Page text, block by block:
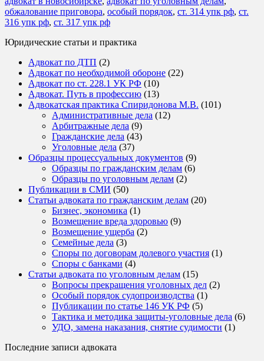
обжалование приговора, особый порядок, ст. 314 упк рф, ст.
316 упк рф, ст. 317 упк рф
Юридические статьи и практика
Адвокат по ДТП (2)
Адвокат по необходимой обороне (22)
Адвокат по ст. 228.1 УК РФ (10)
Адвокат. Путь в профессию (13)
Адвокатская практика Спиридонова М.В. (101)
Административные дела (12)
Арбитражные дела (9)
Гражданские дела (43)
Уголовные дела (37)
Образцы процессуальных документов (9)
Образцы по гражданским делам (6)
Образцы по уголовным делам (2)
Публикации в СМИ (50)
Статьи адвоката по гражданским делам (20)
Бизнес, экономика (1)
Возмещение вреда здоровью (9)
Возмещение ущерба (2)
Семейные дела (3)
Споры по договорам долевого участия (1)
Споры с банками (4)
Статьи адвоката по уголовным делам (15)
Вопросы прекращения уголовных дел (2)
Особый порядок судопроизводства (1)
Публикации по статье 146 УК РФ (5)
Тактика и методика защиты-уголовные дела (6)
УДО, замена наказания, снятие судимости (1)
Последние записи адвоката